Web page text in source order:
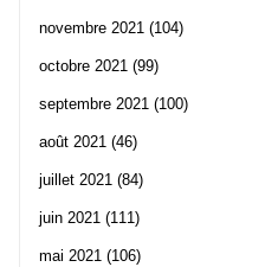
novembre 2021 (104)
octobre 2021 (99)
septembre 2021 (100)
août 2021 (46)
juillet 2021 (84)
juin 2021 (111)
mai 2021 (106)